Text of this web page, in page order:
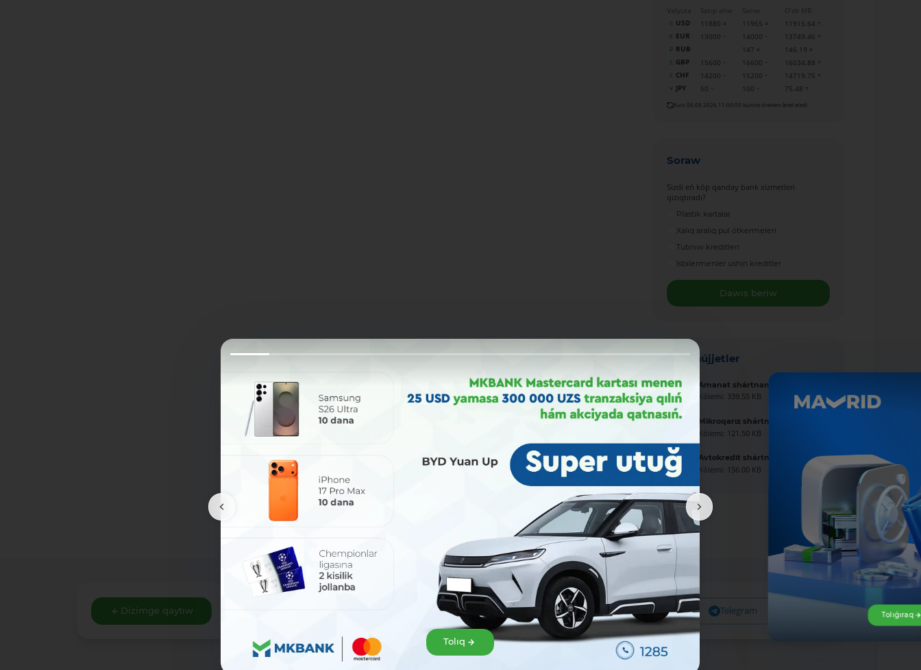
Valyuta Satıp alıw Satıw
O‘zb MB
USD
11880 11965
11915.64
EUR
13000 14000
13749.46
RUB
147
146.19
GBP
15600 16600
16034.88
CHF
14200 15200
14719.75
JPY
50 100 75.48
Kurs 06.08.2026 11:00:00 kúnine shekem ámel etedi
Soraw
Sizdi eń kóp qanday bank xizmetleri
qızıqtıradı?
Plastik kartalar
Xalıq aralıq pul ótkermeleri
Tutınıw kreditleri
Isbilermenler ushin kreditler
Dawıs beriw
Jańa hújjetler
Amanat shártnaması úlgisi
Kólemi: 339.55 KB
Mikroqarız shártnaması úlgisi
Kólemi: 121.50 KB
Avtokredit shártnaması úlgisi
Kólemi: 156.00 KB
Dizimge qaytıw Bólisiw: Facebook Telegram
Tolıq
Tolıǵıraq